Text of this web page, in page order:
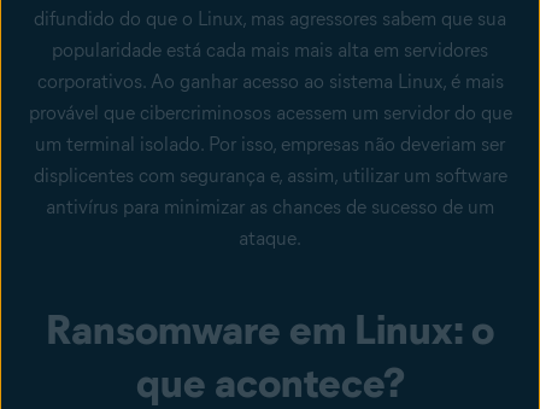
difundido do que o Linux, mas agressores sabem que sua
popularidade está cada mais mais alta em servidores
corporativos. Ao ganhar acesso ao sistema Linux, é mais
provável que cibercriminosos acessem um servidor do que
um terminal isolado. Por isso, empresas não deveriam ser
displicentes com segurança e, assim, utilizar um software
antivírus para minimizar as chances de sucesso de um
ataque.
Ransomware em Linux: o
que acontece?